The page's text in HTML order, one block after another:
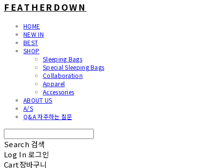
FEATHERDOWN
HOME
NEW IN
BEST
SHOP
Sleeping Bags
Special Sleeping Bags
Collaboration
Apparel
Accessories
ABOUT US
A/S
Q&A 자주하는 질문
Search 검색
Log In 로그인
Cart장바구니